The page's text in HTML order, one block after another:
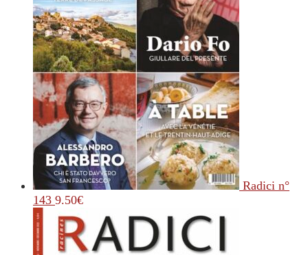
Radici n°
143 9.50€